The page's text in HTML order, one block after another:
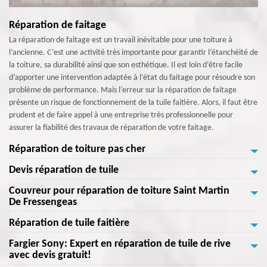
Réparation de faitage
La réparation de faitage est un travail inévitable pour une toiture à
l’ancienne. C’est une activité très importante pour garantir l’étanchéité de
la toiture, sa durabilité ainsi que son esthétique. Il est loin d’être facile
d’apporter une intervention adaptée à l’état du faitage pour résoudre son
problème de performance. Mais l’erreur sur la réparation de faitage
présente un risque de fonctionnement de la tuile faitière. Alors, il faut être
prudent et de faire appel à une entreprise très professionnelle pour
assurer la fiabilité des travaux de réparation de votre faitage.
Réparation de toiture pas cher
Le travail d’entretien et la réparation d’une toiture sont des opérations
incontournables si vous souhaitons bénéficier une toiture en parfaite
étanchéité et avec un aspect esthétique très présentable. Cela ne veut pas
garder ou remettre la bonne qualité de votre toiture. Avec nous, vous
réparation de toiture très adaptée à l’état et au type de votre toiture. Si
vous êtes intéressé, merci de nous contacter directement.
Devis réparation de tuile
Protéger toute les pièces de votre maison contre la pénétration des eaux
de la pluie à l’intérieur de votre habitat. Une tuile ne mauvaise peut
présenter un problème d’humidité qui se manifeste par une fuite ou une
correctement votre tuile en mauvais état, vous risquez de devenir victime
d’un mauvais fonctionnement de votre tuile comme la perte de
Couvreur pour réparation de toiture Saint Martin
De Fressengeas
Fargier Sony est un couvreur expert en réparation de tout type de la
toiture. Nous disposons une compétence suffisante pour réparer toute
forme de problème de fonctionnement de la couverture de maison. Notre
Réparation de tuile faitière
Une tuile faitière est un élément très important pour le bon
fonctionnement de la couverture de la maison. Sa fonction c’est de
Fargier Sony: Expert en réparation de tuile de rive
avec devis gratuit!